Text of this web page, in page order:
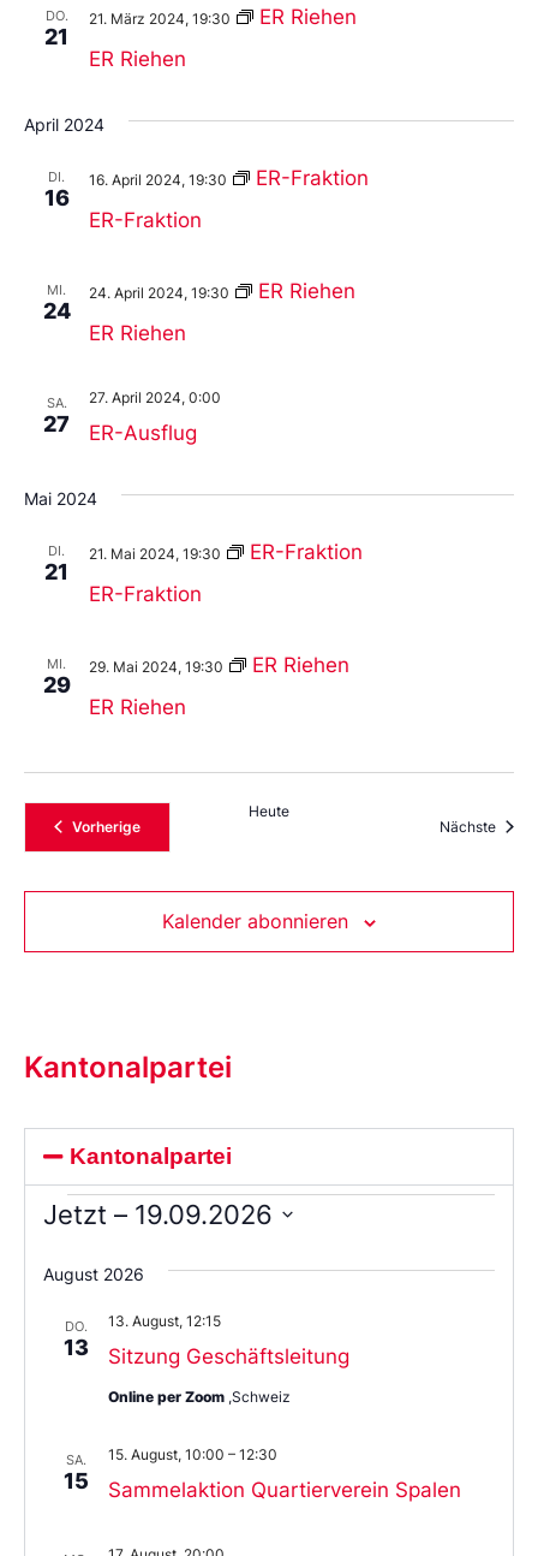
DO.
21
ER Riehen
21. März 2024, 19:30 ER Riehen
April 2024
DI.
16
ER-Fraktion
16. April 2024, 19:30 ER-Fraktion
MI.
24
ER Riehen
24. April 2024, 19:30 ER Riehen
SA.
27 ER-Ausflug
27. April 2024, 0:00
Mai 2024
DI.
21
ER-Fraktion
21. Mai 2024, 19:30 ER-Fraktion
MI.
29
ER Riehen
29. Mai 2024, 19:30 ER Riehen
VorherigeVeranstaltungen
Heute
Nächste
Kalender abonnieren
Kantonalpartei
Kantonalpartei
Jetzt – 19.09.2026
Sie
das
aus.
August 2026
DO.
13 Sitzung Geschäftsleitung
13. August, 12:15
Online per Zoom ,Schweiz
SA.
15 Sammelaktion Quartierverein Spalen
15. August, 10:00 – 12:30